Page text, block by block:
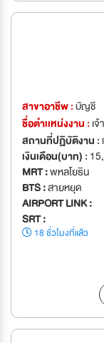
สาขาอาชีพ :บัญชี
ชื่อตำเเหน่งงาน : เ
สถานที่ปฏิบัติงาน :
เงินเดือน(บาท) :
MRT :พหลโยธิน
BTS :สายหยุด
AIRPORT LINK :
SRT :
18 ชั่วโมงที่แล้ว